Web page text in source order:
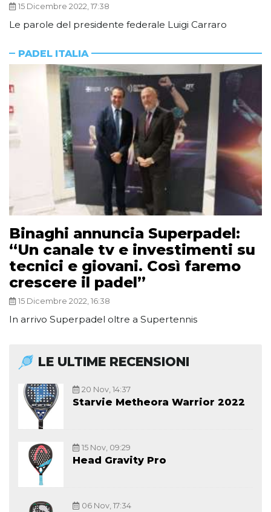
15 Dicembre 2022, 17:38
Le parole del presidente federale Luigi Carraro
PADEL ITALIA
Binaghi annuncia Superpadel:
“Un canale tv e investimenti su
tecnici e giovani. Così faremo
crescere il padel”
15 Dicembre 2022, 16:38
In arrivo Superpadel oltre a Supertennis
LE ULTIME RECENSIONI
20 Nov, 14:37
Starvie Metheora Warrior 2022
15 Nov, 09:29
Head Gravity Pro
06 Nov, 17:34